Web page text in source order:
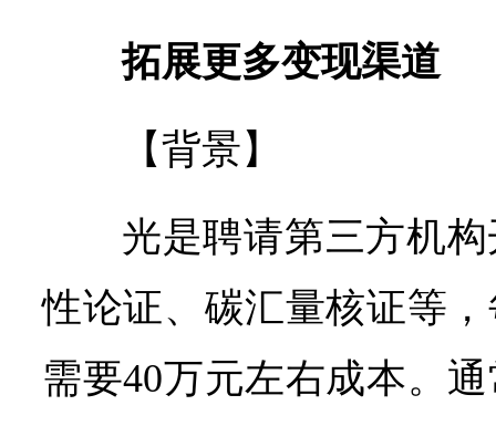
拓展更多变现渠道
【背景】
光是聘请第三方机
性论证、碳汇量核证等
需要40万元左右成本。